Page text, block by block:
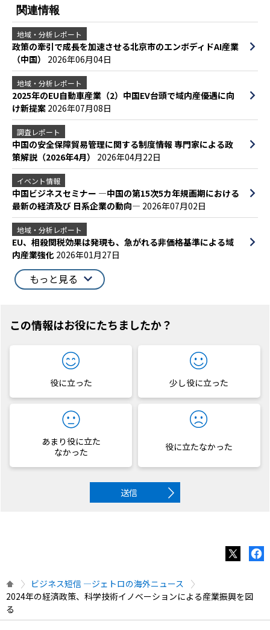
関連情報
地域・分析レポート
政策の牽引で成長を加速させる北京市のエンボディドAI産業
（中国） 2026年06月04日
地域・分析レポート
2025年のEU自動車産業（2）中国EV台頭で域内産優遇に向
け新提案 2026年07月08日
調査レポート
中国の安全保障貿易管理に関する制度情報 専門家による政
策解説（2026年4月） 2026年04月22日
イベント情報
中国ビジネスセミナー ―中国の第15次5カ年規画期における
最新の経済及び 日系企業の動向― 2026年07月02日
地域・分析レポート
EU、相殺関税効果は発現も、急がれる非価格基準による域
内産業強化 2026年01月27日
もっと見る
この情報はお役にたちましたか？
役に立った 少し役に立った
あまり役に立た
なかった
役に立たなかった
送信
ビジネス短信 ―ジェトロの海外ニュース
2024年の経済政策、科学技術イノベーションによる産業振興を図
る